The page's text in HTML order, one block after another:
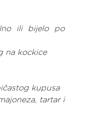
ili bijelo po
na kockice
kupusa
tartar i